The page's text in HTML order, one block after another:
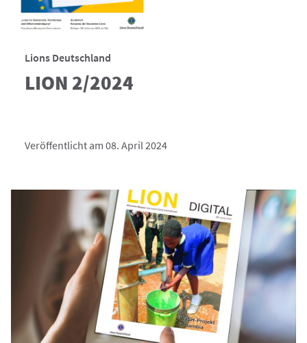
Lions Deutschland
LION 2/2024
Veröffentlicht am 08. April 2024